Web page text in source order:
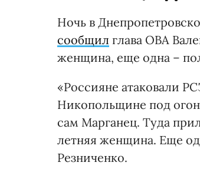
Ночь в
сообщил глава ОВА
женщина, еще одна –
«Россияне атаковали
Никопольщине под
сам Марганец. Туда
летняя женщина. Еще
Резниченко.